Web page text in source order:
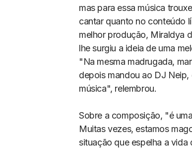
mas para essa música
cantar quanto no conteúdo
melhor produção, Miraldya
lhe surgiu a ideia de uma
"Na mesma madrugada,
depois mandou ao DJ
música", relembrou.
Sobre a composição, "é
Muitas vezes, estamos
situação que espelha a